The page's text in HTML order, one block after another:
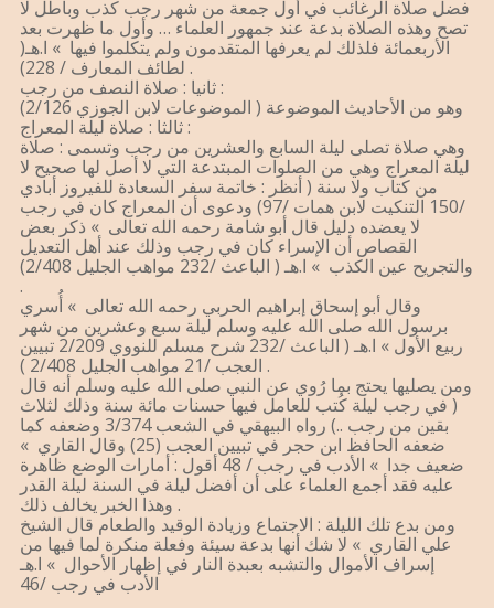
فضل صلاة الرغائب في أول جمعة من شهر رجب كذب وباطل لا
تصح وهذه الصلاة بدعة عند جمهور العلماء … وأول ما ظهرت بعد
الأربعمائة فلذلك لم يعرفها المتقدمون ولم يتكلموا فيها » ا.هـ(
لطائف المعارف / 228) .
ثانيا : صلاة النصف من رجب :
وهو من الأحاديث الموضوعة ( الموضوعات لابن الجوزي 2/126)
ثالثا : صلاة ليلة المعراج :
وهي صلاة تصلى ليلة السابع والعشرين من رجب وتسمى : صلاة
ليلة المعراج وهي من الصلوات المبتدعة التي لا أصل لها صحيح لا
من كتاب ولا سنة ( أنظر : خاتمة سفر السعادة للفيروز أبادي
/150 التنكيت لابن همات /97) ودعوى أن المعراج كان في رجب
لا يعضده دليل قال أبو شامة رحمه الله تعالى » ذكر بعض
القصاص أن الإسراء كان في رجب وذلك عند أهل التعديل
والتجريح عين الكذب » ا.هـ ( الباعث /232 مواهب الجليل 2/408)
.
وقال أبو إسحاق إبراهيم الحربي رحمه الله تعالى » أُسري
برسول الله صلى الله عليه وسلم ليلة سبع وعشرين من شهر
ربيع الأول » ا.هـ ( الباعث /232 شرح مسلم للنووي 2/209 تبيين
العجب /21 مواهب الجليل 2/408 ) .
ومن يصليها يحتج بما رُوي عن النبي صلى الله عليه وسلم أنه قال
( في رجب ليلة كُتب للعامل فيها حسنات مائة سنة وذلك لثلاث
بقين من رجب ..) رواه البيهقي في الشعب 3/374 وضعفه كما
ضعفه الحافظ ابن حجر في تبيين العجب (25) وقال القاري »
ضعيف جدا » الأدب في رجب / 48 أقول : أمارات الوضع ظاهرة
عليه فقد أجمع العلماء على أن أفضل ليلة في السنة ليلة القدر
وهذا الخبر يخالف ذلك .
ومن بدع تلك الليلة : الاجتماع وزيادة الوقيد والطعام قال الشيخ
علي القاري » لا شك أنها بدعة سيئة وفعلة منكرة لما فيها من
إسراف الأموال والتشبه بعبدة النار في إظهار الأحوال » ا.هـ
الأدب في رجب /46